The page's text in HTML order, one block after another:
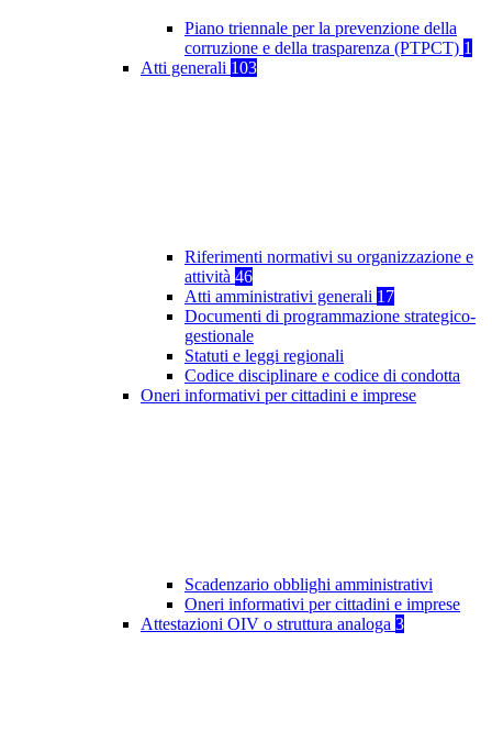
Piano triennale per la prevenzione della
corruzione e della trasparenza (PTPCT) 1
Atti generali 103
Riferimenti normativi su organizzazione e
attività 46
Atti amministrativi generali 17
Documenti di programmazione strategico-
gestionale
Statuti e leggi regionali
Codice disciplinare e codice di condotta
Oneri informativi per cittadini e imprese
Scadenzario obblighi amministrativi
Oneri informativi per cittadini e imprese
Attestazioni OIV o struttura analoga 3